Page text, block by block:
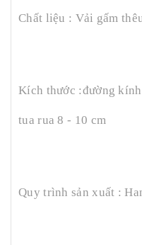
Chất liệu : Vải gấm
Kích thước :đường
tua rua 8 - 10 cm
Quy trình sản xuất :